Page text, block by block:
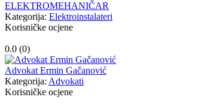
ELEKTROMEHANIČAR
Kategorija: Elektroinstalateri
Korisničke ocjene
0.0 (0)
Advokat Ermin Gačanović
Kategorija: Advokati
Korisničke ocjene